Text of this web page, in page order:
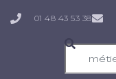
01 48 43 53 38